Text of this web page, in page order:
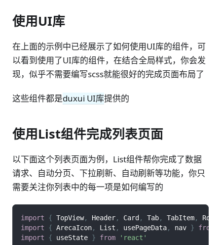
使用UI库
在上面的示例中已经展示了如何使用UI库的组件，可
以看到使用了UI库的组件，在结合全局样式，你会发
现，似乎不需要编写scss就能很好的完成页面布局了
这些组件都是duxui UI库提供的
使用List组件完成列表页面
以下面这个列表页面为例，List组件帮你完成了数据
请求、自动分页、下拉刷新、自动刷新等功能，你只
需要关注你列表中的每一项是如何编写的
import { TopView, Header, Card , Tab, TabItem, Row
import
{ ArecaIcon, List , usePageData, nav } from
import
{ useState } from 'react'